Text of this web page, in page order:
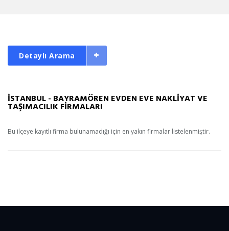
Detaylı Arama
İSTANBUL - BAYRAMÖREN EVDEN EVE NAKLİYAT VE
TAŞIMACILIK FİRMALARI
Bu ilçeye kayıtlı firma bulunamadığı için en yakın firmalar listelenmiştir.